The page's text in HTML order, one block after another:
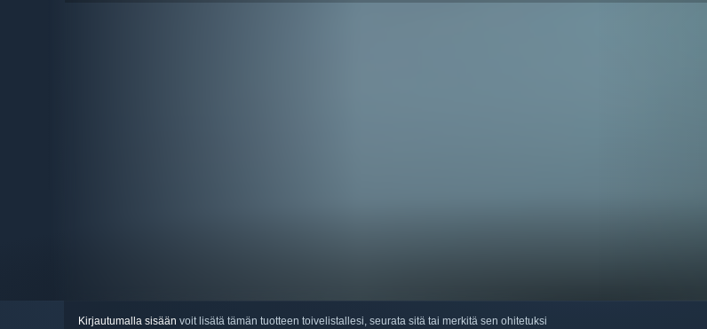
Kirjautumalla sisään voit lisätä tämän tuotteen toivelistallesi, seurata sitä tai merkitä sen ohitetuksi